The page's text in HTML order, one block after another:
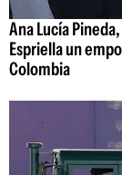
Ana Lucía
Espriella un
Colombia